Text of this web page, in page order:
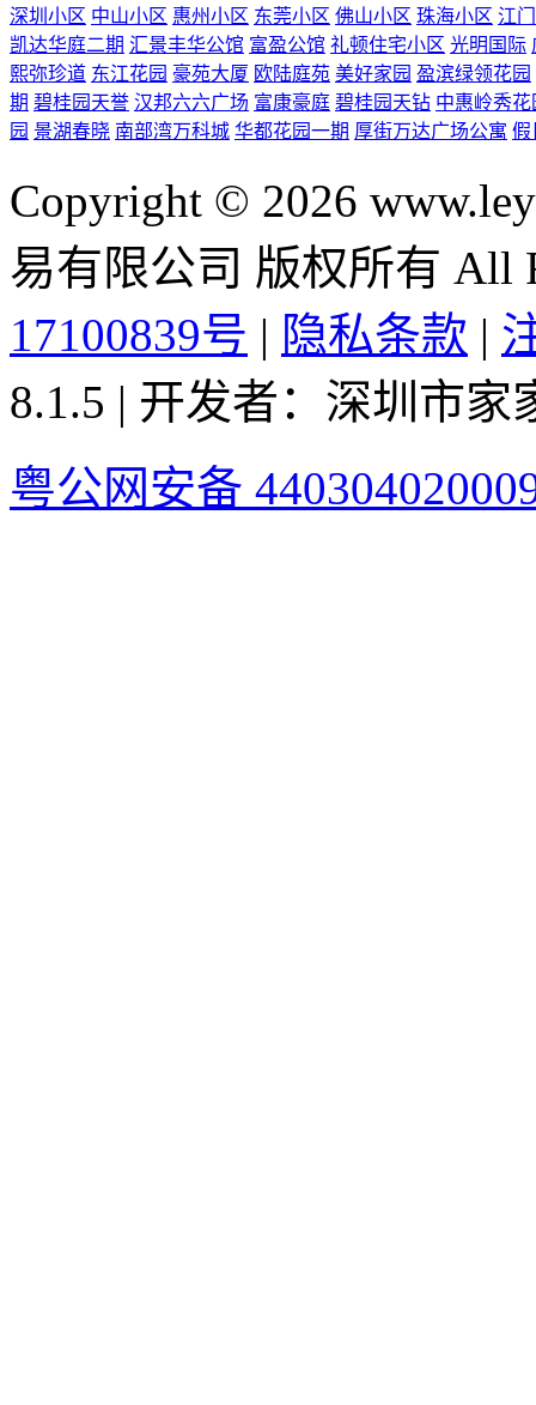
深圳小区 中山小区 惠州小区 东莞小区 佛山小区 珠海小区 江
凯达华庭二期 汇景丰华公馆 富盈公馆 礼顿住宅小区 光明国际
熙弥珍道 东江花园 豪苑大厦 欧陆庭苑 美好家园 盈滨绿领花园
期 碧桂园天誉 汉邦六六广场 富康豪庭 碧桂园天钻 中惠岭秀花
园 景湖春晓 南部湾万科城 华都花园一期 厚街万达广场公寓 假
Copyright © 2026
易有限公司 版权所有 All
17100839号 | 隐私条款 |
8.1.5 | 开发者：深圳市
粤公网安备